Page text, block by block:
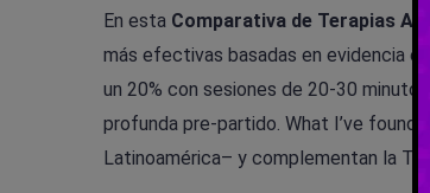
En esta Comparativa de Terapias
más efectivas basadas en evidencia
un 20% con sesiones de 20-30
profunda pre-partido. What I’ve found
Latinoamérica– y complementan la